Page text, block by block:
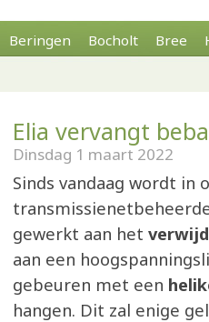
Beringen Bocholt Bree
Elia vervangt
Dinsdag 1 maart 2022
Sinds vandaag wordt in
gewerkt aan het
aan een
gebeuren met een
hangen. Dit zal enige